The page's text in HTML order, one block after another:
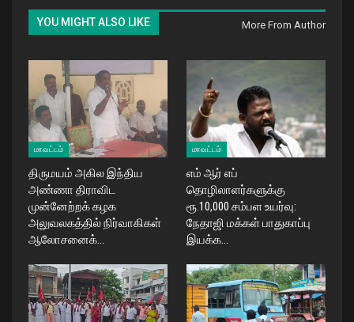
YOU MIGHT ALSO LIKE More From Author
மாவட்டம்
திருமயம் அகில இந்திய
அண்ணா திராவிட
முன்னேற்றக் கழக
அலுவலகத்தில் நிர்வாகிகள்
ஆலோசனைக்…
மாவட்டம்
எம் ஆர் எப்
தொழிலாளர்களுக்கு
ரூ.10,000 சம்பள உயர்வு:
நேதாஜி மக்கள் பாதுகாப்பு
இயக்க…